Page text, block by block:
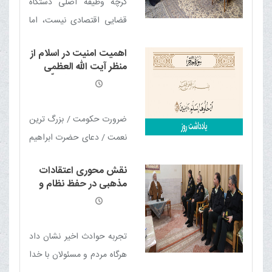
دهند تا ان‌شاءالله بهترین
گردد.
قضایی اقتصادی نیست، اما
اقتصادی و معیشتی، به‌ویژه
در حوزه کنترل قیمت‌ها و
در کاهش جرائم داشته باشد.
اهمیت امنیت در اسلام از
منظر آیت الله العظمی
مکارم شیرازی مدّ ظلّه
ضرورت حکومت / بزرگ ترین
نعمت / دعای حضرت ابراهیم
رابطه امنیت و معیشت /
اهمیت امنیت اقتصادی /
مبارزه با اخلالگران امنیت
اجتماعی / اجرای حدود و
نقش محوری اعتقادات
مذهبی در حفظ نظام و
ضرورت تقویت معیشت
تجربه حوادث اخیر نشان داد
هرگاه مردم و مسئولان با خدا